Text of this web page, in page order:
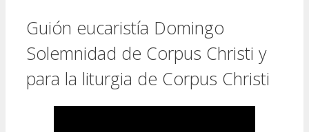
Guión eucaristía Domingo
Solemnidad de Corpus Christi y
para la liturgia de Corpus Christi